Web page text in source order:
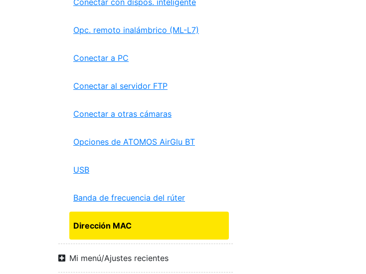
Conectar con dispos. inteligente
Opc. remoto inalámbrico (ML-L7)
Conectar a PC
Conectar al servidor FTP
Conectar a otras cámaras
Opciones de ATOMOS AirGlu BT
USB
Banda de frecuencia del rúter
Dirección MAC
Mi menú/Ajustes recientes